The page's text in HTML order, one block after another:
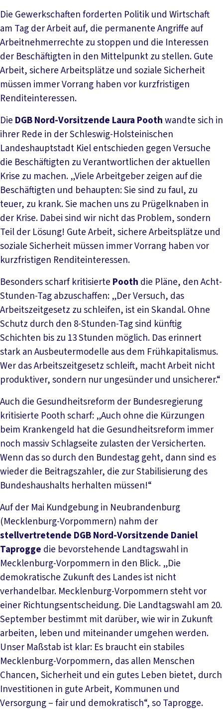
Die Gewerkschaften forderten Politik und Wirtschaft
am Tag der Arbeit auf, die permanente Angriffe auf
Arbeitnehmerrechte zu stoppen und die Interessen
der Beschäftigten in den Mittelpunkt zu stellen. Gute
Arbeit, sichere Arbeitsplätze und soziale Sicherheit
müssen immer Vorrang haben vor kurzfristigen
Renditeinteressen.
Die DGB Nord-Vorsitzende Laura Poothwandte sich in
ihrer Rede in der Schleswig-Holsteinischen
Landeshauptstadt Kiel entschieden gegen Versuche
die Beschäftigten zu Verantwortlichen der aktuellen
Krise zu machen. „Viele Arbeitgeber zeigen auf die
Beschäftigten und behaupten: Sie sind zu faul, zu
teuer, zu krank. Sie machen uns zu Prügelknaben in
der Krise. Dabei sind wir nicht das Problem, sondern
Teil der Lösung! Gute Arbeit, sichere Arbeitsplätze und
soziale Sicherheit müssen immer Vorrang haben vor
kurzfristigen Renditeinteressen.
Besonders scharf kritisierte Pooth die Pläne, den Acht-
Stunden-Tag abzuschaffen: „Der Versuch, das
Arbeitszeitgesetz zu schleifen, ist ein Skandal. Ohne
Schutz durch den 8-Stunden-Tag sind künftig
Schichten bis zu 13 Stunden möglich. Das erinnert
stark an Ausbeutermodelle aus dem Frühkapitalismus.
Wer das Arbeitszeitgesetz schleift, macht Arbeit nicht
produktiver, sondern nur ungesünder und unsicherer.“
Auch die Gesundheitsreform der Bundesregierung
kritisierte Pooth scharf: „Auch ohne die Kürzungen
beim Krankengeld hat die Gesundheitsreform immer
noch massiv Schlagseite zulasten der Versicherten.
Wenn das so durch den Bundestag geht, dann sind es
wieder die Beitragszahler, die zur Stabilisierung des
Bundeshaushalts herhalten müssen!“
Auf der Mai Kundgebung in Neubrandenburg
(Mecklenburg-Vorpommern) nahm der
stellvertretende DGB Nord-Vorsitzende Daniel
Taprogge die bevorstehende Landtagswahl in
Mecklenburg-Vorpommern in den Blick. „Die
demokratische Zukunft des Landes ist nicht
verhandelbar. Mecklenburg-Vorpommern steht vor
einer Richtungsentscheidung. Die Landtagswahl am 20.
September bestimmt mit darüber, wie wir in Zukunft
arbeiten, leben und miteinander umgehen werden.
Unser Maßstab ist klar: Es braucht ein stabiles
Mecklenburg-Vorpommern, das allen Menschen
Chancen, Sicherheit und ein gutes Leben bietet, durch
Investitionen in gute Arbeit, Kommunen und
Versorgung – fair und demokratisch“, so Taprogge.